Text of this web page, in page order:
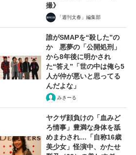
撮》
「週刊文春」編集部
誰がSMAPを“殺した”の
か 悪夢の「公開処刑」
から8年後に明かされ
た“答え”「世の中は俺ら5
人が仲が悪いと思ってる
んだよな」
みきーる
ヤクザ顔負けの「血みど
ろ情事」豊満な身体を舐
めまわされ…「自称16歳
美少女」怪演中、かたせ